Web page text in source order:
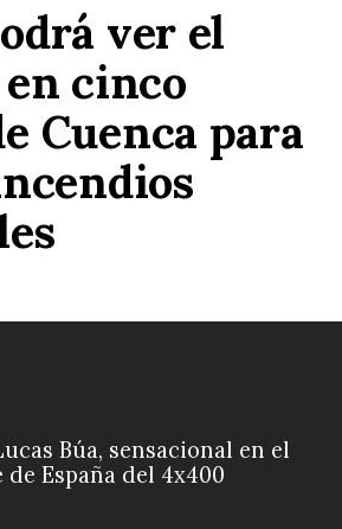
ver el
cinco
Cuenca para
Búa, sensacional en el
de España del 4x400